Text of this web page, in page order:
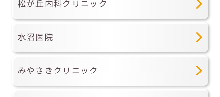
松が丘内科クリニック
水沼医院
みやさきクリニック